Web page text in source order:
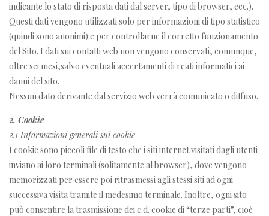
indicante lo stato di risposta dati dal server, tipo di browser, ecc.).
Questi dati vengono utilizzati solo per informazioni di tipo statistico
(quindi sono anonimi) e per controllarne il corretto funzionamento
del Sito. I dati sui contatti web non vengono conservati, comunque,
oltre sei mesi,salvo eventuali accertamenti di reati informatici ai
danni del sito.
Nessun dato derivante dal servizio web verrà comunicato o diffuso.
2. Cookie
2.1 Informazioni generali sui cookie
I cookie sono piccoli file di testo che i siti internet visitati dagli utenti
inviano ai loro terminali (solitamente al browser), dove vengono
memorizzati per essere poi ritrasmessi agli stessi siti ad ogni
successiva visita tramite il medesimo terminale. Inoltre, ogni sito
può consentire la trasmissione dei c.d. cookie di “terze parti”, cioè